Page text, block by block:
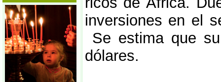
inversiones en el
Se estima que
dólares.